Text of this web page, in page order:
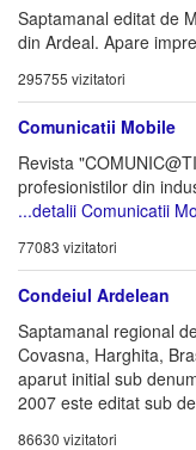
Saptamanal editat de
din Ardeal. Apare
295755 vizitatori
Comunicatii Mobile
Revista
profesionistilor din
...detalii Comunicatii
77083 vizitatori
Condeiul Ardelean
Saptamanal regional
Covasna, Harghita,
aparut initial sub
2007 este editat sub
86630 vizitatori